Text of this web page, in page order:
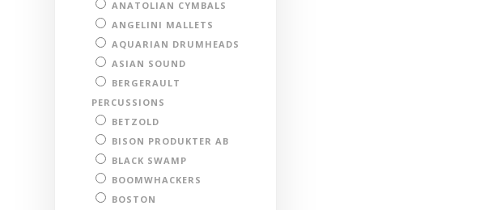
ANATOLIAN CYMBALS
ANGELINI MALLETS
AQUARIAN DRUMHEADS
ASIAN SOUND
BERGERAULT
PERCUSSIONS
BETZOLD
BISON PRODUKTER AB
BLACK SWAMP
BOOMWHACKERS
BOSTON